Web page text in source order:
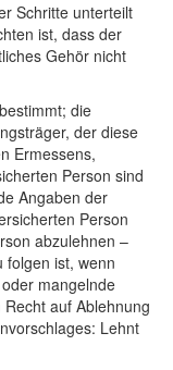
Schritte unterteilt
ist, dass der
Gehör nicht
die
der diese
Ermessens,
Person sind
Angaben der
Person
abzulehnen –
folgen ist, wenn
mangelnde
auf Ablehnung
Lehnt